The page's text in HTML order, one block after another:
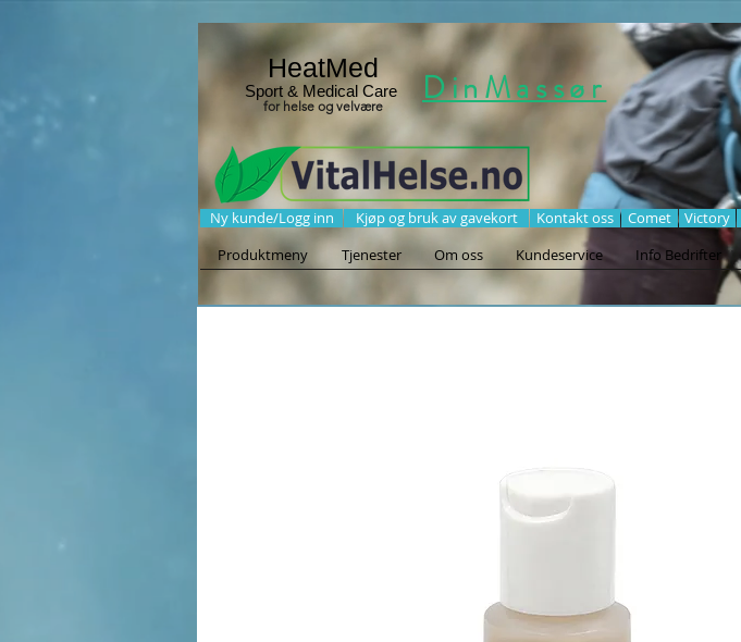
HeatMed
Sport & Medical Care
for helse og velvære DinMassør
Ny kunde/Logg inn Kjøp og bruk av gavekort Kontakt oss Comet Victory
Produktmeny
Tjenester Om oss Kundeservice Info Bedrifter